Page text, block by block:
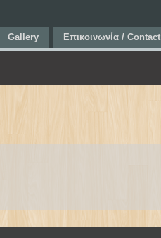
Gallery Επικοινωνία / Contact